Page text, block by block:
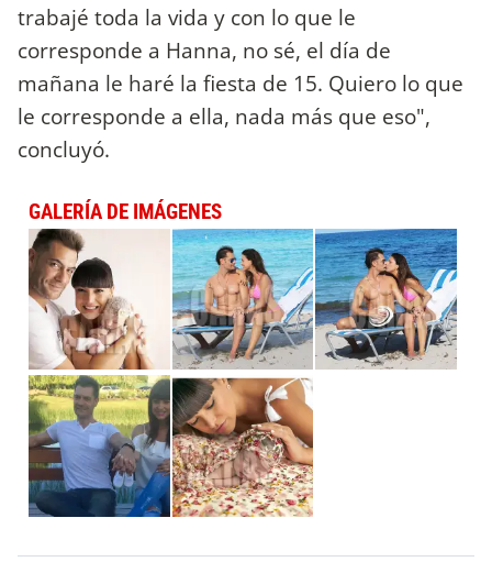
trabajé toda la vida y con lo que le
corresponde a Hanna, no sé, el día de
mañana le haré la fiesta de 15. Quiero lo que
le corresponde a ella, nada más que eso",
concluyó.
GALERÍA DE IMÁGENES